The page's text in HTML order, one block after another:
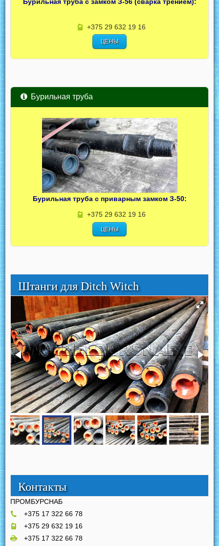
+375 29 632 19 16
ЦЕНЫ
Бурильная труба
Бурильная труба с приварным замком З-50:
+375 29 632 19 16
ЦЕНЫ
Штанги для Ditch Witch
Контакты
ПРОМБУРСНАБ
+375 17 322 66 78
+375 29 632 19 16
+375 17 322 66 78